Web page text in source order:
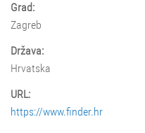
Grad:
Zagreb
Država:
Hrvatska
URL:
https://www.finder.hr